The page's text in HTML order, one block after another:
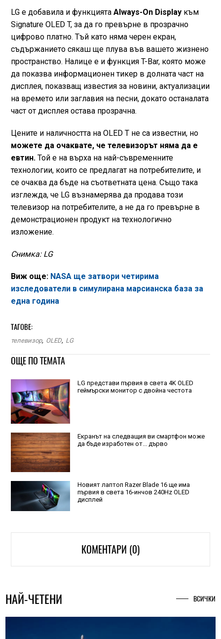
LG е добавила и функцията Always-On Displayкъм
Signature OLED T, за да го превърне в прозрачно
цифрово платно. Тъй като няма черен екран,
съдържанието сякаш ще плува във вашето жизнено
пространство. Налице е и функция T-Bar, която може
да показва информационен тикер в долната част на
дисплея, показващ известия за новини, актуализации
на времето или заглавия на песни, докато останалата
част от дисплея остава прозрачна.
Цените и наличността на OLED T не са известни, но
можете да очаквате, че телевизорът няма да е
евтин.Той е на върха на най-съвременните
технологии, които се предлагат на потребителите, и
се очаква да бъде на съответната цена. Също така
изглежда, че LG възнамерява да продава този
телевизор на потребителите, а не да го превърне в
демонстрационен продукт на технологично
изложение.
Снимка: LG
Виж още: NASA ще затвори четирима
изследователи в симулирана марсианска база за
една година
ТАГОВЕ:
телевизор, OLED, LG
ОЩЕ ПО ТЕМАТА
LG представи първия в света 4K OLED
геймърски монитор с двойна честота
Екранът на следващия ви смартфон може
да бъде изработен от... дърво
Новият лаптоп Razer Blade 16 ще има
първия в света 16-инчов 240Hz OLED
дисплей
КОМЕНТАРИ (0)
НАЙ-ЧЕТЕНИ ВСИЧКИ